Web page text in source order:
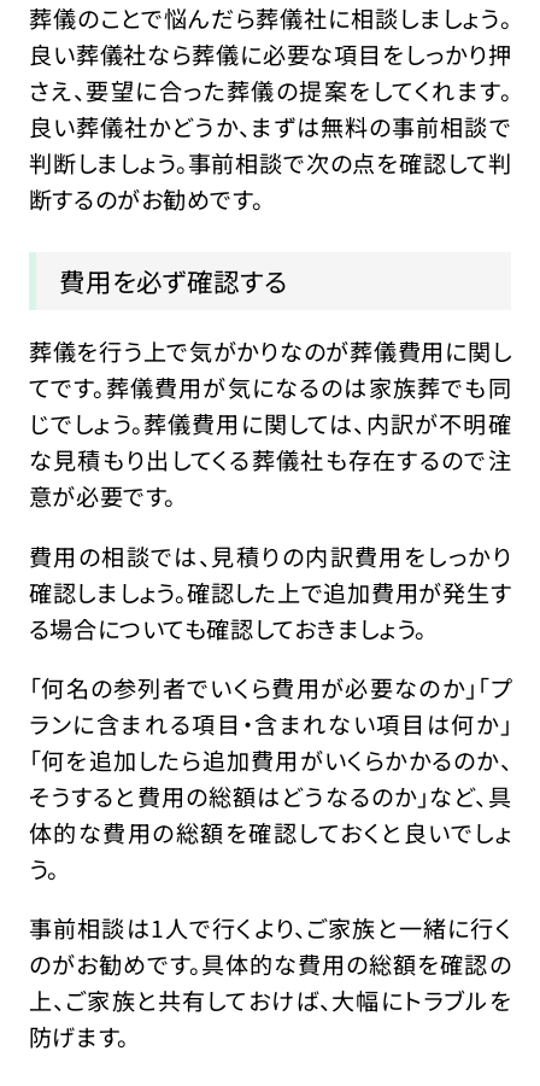
葬儀のことで悩んだら葬儀社に相談しましょう。
良い葬儀社なら葬儀に必要な項目をしっかり押
さえ、要望に合った葬儀の提案をしてくれます。
良い葬儀社かどうか、まずは無料の事前相談で
判断しましょう。事前相談で次の点を確認して判
断するのがお勧めです。
費用を必ず確認する
葬儀を行う上で気がかりなのが葬儀費用に関し
てです。葬儀費用が気になるのは家族葬でも同
じでしょう。葬儀費用に関しては、内訳が不明確
な見積もり出してくる葬儀社も存在するので注
意が必要です。
費用の相談では、見積りの内訳費用をしっかり
確認しましょう。確認した上で追加費用が発生す
る場合についても確認しておきましょう。
「何名の参列者でいくら費用が必要なのか」「プ
ランに含まれる項目・含まれない項目は何か」
「何を追加したら追加費用がいくらかかるのか、
そうすると費用の総額はどうなるのか」など、具
体的な費用の総額を確認しておくと良いでしょ
う。
事前相談は1人で行くより、ご家族と一緒に行く
のがお勧めです。具体的な費用の総額を確認の
上、ご家族と共有しておけば、大幅にトラブルを
防げます。